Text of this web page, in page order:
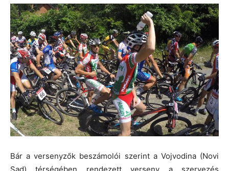
Bár a versenyzők beszámolói szerint a Vojvodina (Novi